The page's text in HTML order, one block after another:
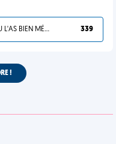
TU L'AS BIEN MÉRITÉ 339
!